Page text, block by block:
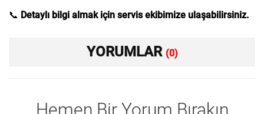
📞 Detaylı bilgi almak için servis ekibimize ulaşabilirsiniz.
YORUMLAR (0)
Hemen Bir Yorum Bırakın